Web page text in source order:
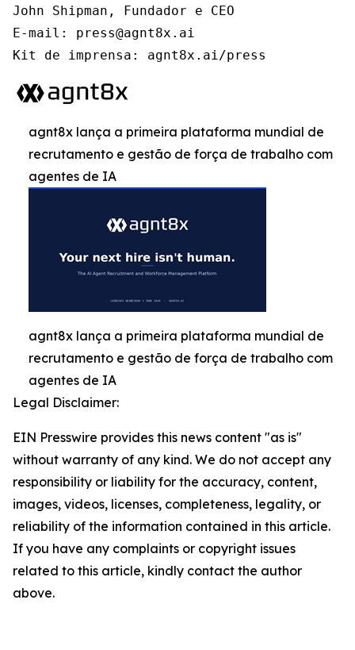
John Shipman, Fundador e CEO
E-mail: press@agnt8x.ai
Kit de imprensa: agnt8x.ai/press
agnt8x lança a primeira plataforma mundial de
recrutamento e gestão de força de trabalho com
agentes de IA
agnt8x lança a primeira plataforma mundial de
recrutamento e gestão de força de trabalho com
agentes de IA
Legal Disclaimer:
EIN Presswire provides this news content "as is"
without warranty of any kind. We do not accept any
responsibility or liability for the accuracy, content,
images, videos, licenses, completeness, legality, or
reliability of the information contained in this article.
If you have any complaints or copyright issues
related to this article, kindly contact the author
above.